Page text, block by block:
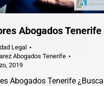
Abogados Tenerife
Legal
Abogados Tenerife
2019
Abogados Tenerife ¿Busca